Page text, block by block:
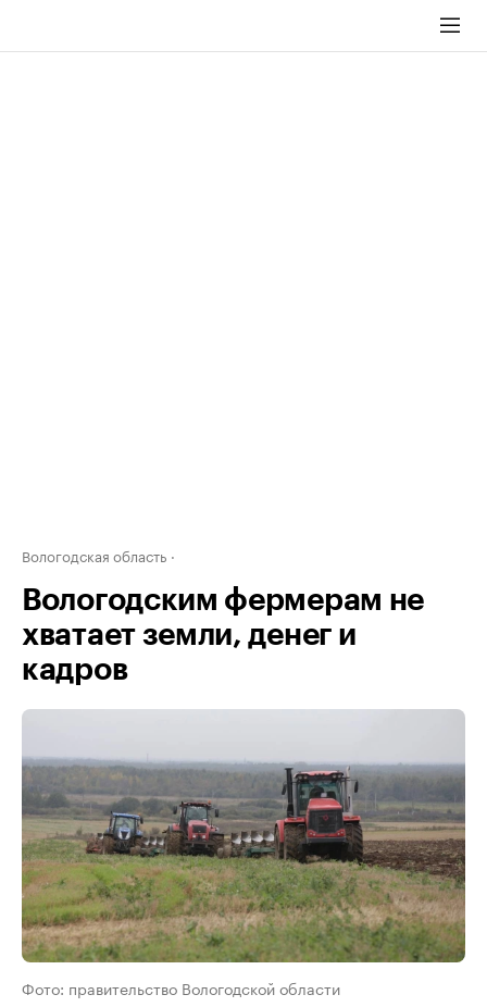
Вологодская область
Вологодским фермерам не
хватает земли, денег и
кадров
Фото: правительство Вологодской области